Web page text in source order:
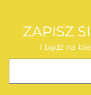
ZAPISZ
I bądź na